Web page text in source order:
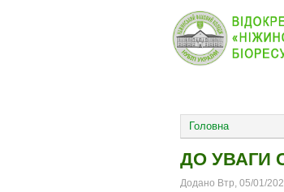
Головна
ДО УВАГИ
Додано Втр, 05/01/